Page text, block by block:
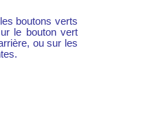
boutons verts
le bouton vert
ou sur les